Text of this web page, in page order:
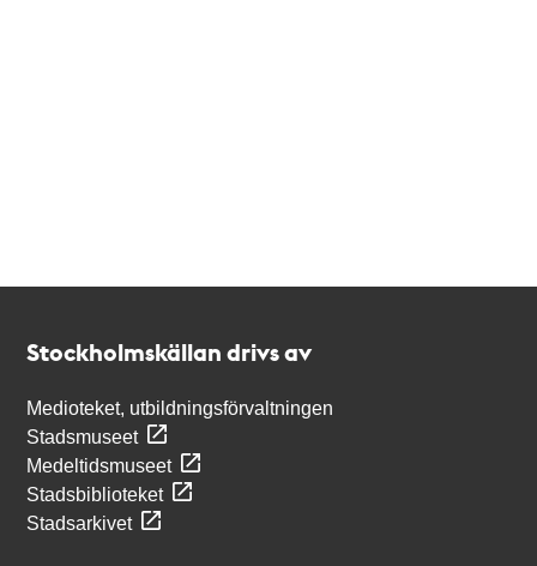
Stockholmskällan drivs av
Medioteket, utbildningsförvaltningen
Stadsmuseet
Medeltidsmuseet
Stadsbiblioteket
Stadsarkivet